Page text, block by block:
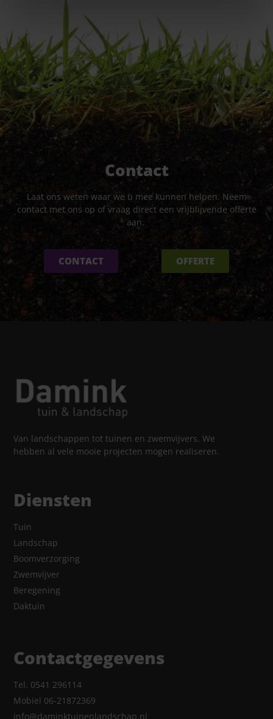
Contact
Laat ons weten waar we u mee kunnen helpen. Neem
contact met ons op of vraag direct een vrijblijvende offerte
aan.
CONTACT OFFERTE
Van landschappen tot tuinen en zwemvijvers. We
hebben al vele mooie projecten mogen realiseren.
Diensten
Tuin
Landschap
Boomverzorging
Zwemvijver
Beregening
Daktuin
Contactgegevens
Tel. 0541 296114
Mobiel 06-21872369
info@daminktuinenlandschap.nl